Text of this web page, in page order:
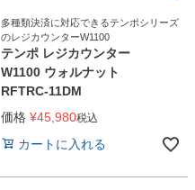
多種類決済に対応できるテンポシリーズ
のレジカウンターW1100
テンポ レジカウンター
W1100 ウォルナット
RFTRC-11DM
価格 ¥45,980税込
カートに入れる